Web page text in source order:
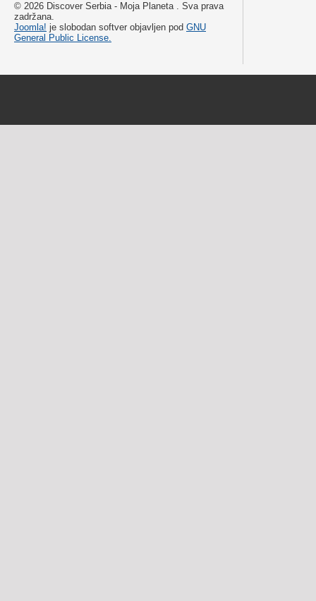
© 2026 Discover Serbia - Moja Planeta . Sva prava
zadržana.
Joomla! je slobodan softver objavljen pod GNU
General Public License.